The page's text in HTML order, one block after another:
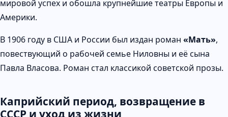
мировой успех и обошла крупнейшие театры Европы и
Америки.
В 1906 году в США и России был издан роман «Мать»,
повествующий о рабочей семье Ниловны и её сына
Павла Власова. Роман стал классикой советской прозы.
Каприйский период, возвращение в
СССР и уход из жизни